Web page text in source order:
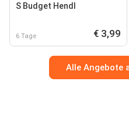
S Budget Hendl
6 Tage € 3,99
Alle Angebote